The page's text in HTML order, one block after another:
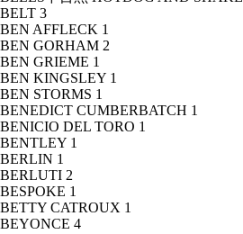
BELT 3
BEN AFFLECK 1
BEN GORHAM 2
BEN GRIEME 1
BEN KINGSLEY 1
BEN STORMS 1
BENEDICT CUMBERBATCH 1
BENICIO DEL TORO 1
BENTLEY 1
BERLIN 1
BERLUTI 2
BESPOKE 1
BETTY CATROUX 1
BEYONCE 4